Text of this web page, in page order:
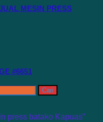
MESIN PRESS
#6651
press batako Kapuas”